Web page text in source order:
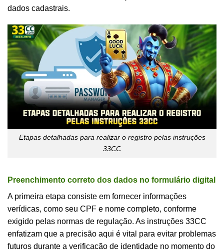
dados cadastrais.
Etapas detalhadas para realizar o registro pelas instruções
33CC
Preenchimento correto dos dados no formulário digital
A primeira etapa consiste em fornecer informações
verídicas, como seu CPF e nome completo, conforme
exigido pelas normas de regulação. As instruções 33CC
enfatizam que a precisão aqui é vital para evitar problemas
futuros durante a verificação de identidade no momento do